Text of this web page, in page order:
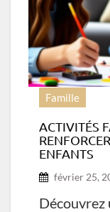
Famille
ACTIVITÉS
ENFANTS
février 25,
Découvrez